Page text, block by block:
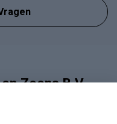
Zoons B.V.